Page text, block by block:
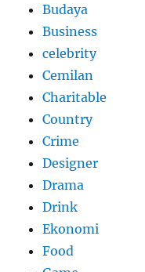
Budaya
Business
celebrity
Cemilan
Charitable
Country
Crime
Designer
Drama
Drink
Ekonomi
Food